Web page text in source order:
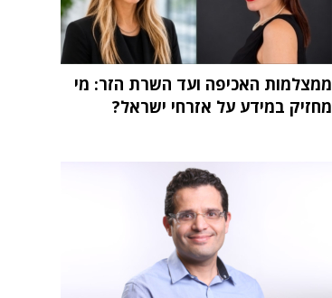
ממצלמות האכיפה ועד השרת הזר: מי
מחזיק במידע על אזרחי ישראל?